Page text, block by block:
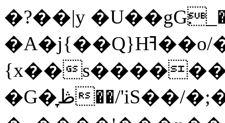
�?��|y �U��gG׃_����a%�&���?
�A�j{��Q}Hߔ��o/�����N��;
{x��
�G�̞ڟ��/'iS��/�;���ͷ�5w��p��0